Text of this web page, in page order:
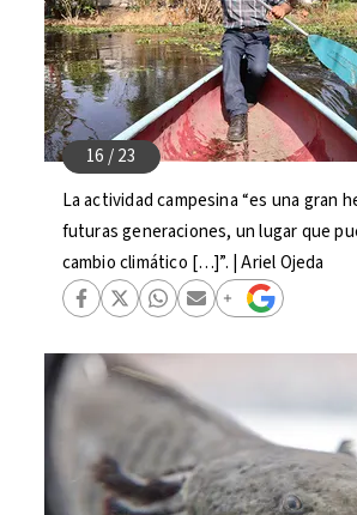
La actividad campesina “es una gran
futuras generaciones, un lugar que
cambio climático […]”. | Ariel Ojeda